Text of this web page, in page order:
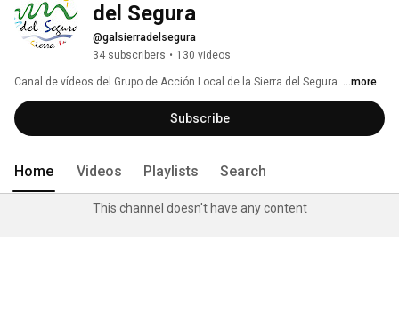
del Segura
@galsierradelsegura
34 subscribers • 130 videos
Canal de vídeos del Grupo de Acción Local de la Sierra del Segura. ...more
Subscribe
Home Videos Playlists Search
This channel doesn't have any content